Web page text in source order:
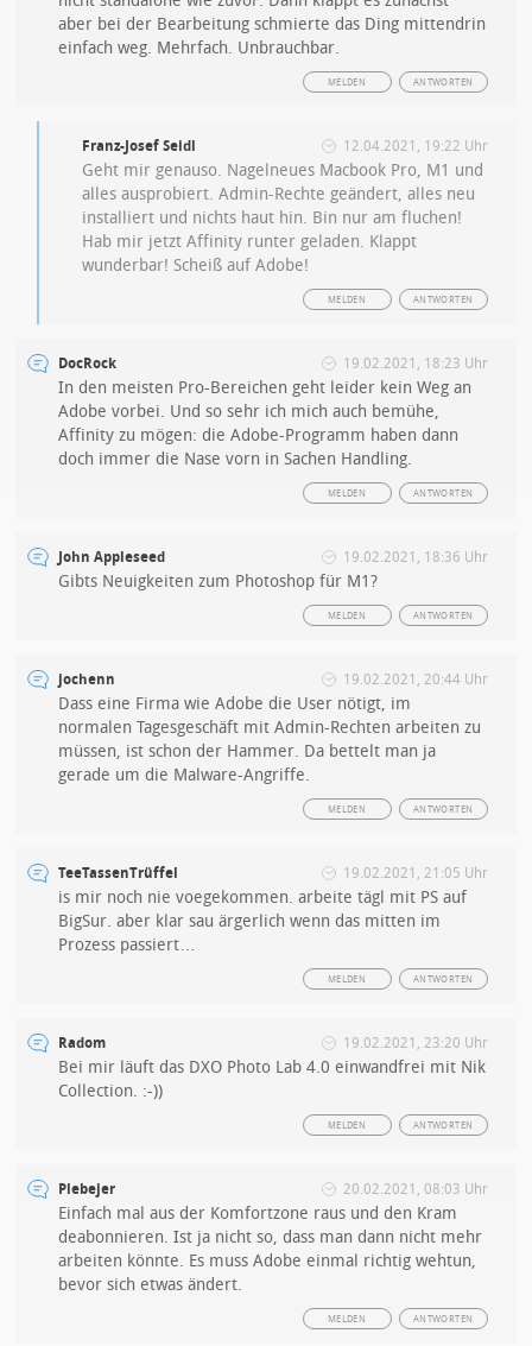
aber bei der Bearbeitung schmierte das Ding mittendrin
einfach weg. Mehrfach. Unbrauchbar.
ANTWORTEN
MELDEN
Franz-Josef Seidl 12.04.2021, 19:22 Uhr
Geht mir genauso. Nagelneues Macbook Pro, M1 und
alles ausprobiert. Admin-Rechte geändert, alles neu
installiert und nichts haut hin. Bin nur am fluchen!
Hab mir jetzt Affinity runter geladen. Klappt
wunderbar! Scheiß auf Adobe!
ANTWORTEN
MELDEN
DocRock 19.02.2021, 18:23 Uhr
In den meisten Pro-Bereichen geht leider kein Weg an
Adobe vorbei. Und so sehr ich mich auch bemühe,
Affinity zu mögen: die Adobe-Programm haben dann
doch immer die Nase vorn in Sachen Handling.
ANTWORTEN
MELDEN
John Appleseed 19.02.2021, 18:36 Uhr
Gibts Neuigkeiten zum Photoshop für M1?
ANTWORTEN
MELDEN
jochenn 19.02.2021, 20:44 Uhr
Dass eine Firma wie Adobe die User nötigt, im
normalen Tagesgeschäft mit Admin-Rechten arbeiten zu
müssen, ist schon der Hammer. Da bettelt man ja
gerade um die Malware-Angriffe.
ANTWORTEN
MELDEN
TeeTassenTrüffel 19.02.2021, 21:05 Uhr
is mir noch nie voegekommen. arbeite tägl mit PS auf
BigSur. aber klar sau ärgerlich wenn das mitten im
Prozess passiert…
ANTWORTEN
MELDEN
Radom 19.02.2021, 23:20 Uhr
Bei mir läuft das DXO Photo Lab 4.0 einwandfrei mit Nik
Collection. :-))
ANTWORTEN
MELDEN
Plebejer 20.02.2021, 08:03 Uhr
Einfach mal aus der Komfortzone raus und den Kram
deabonnieren. Ist ja nicht so, dass man dann nicht mehr
arbeiten könnte. Es muss Adobe einmal richtig wehtun,
bevor sich etwas ändert.
ANTWORTEN
MELDEN